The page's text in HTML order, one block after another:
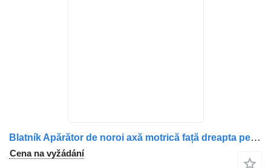
Blatník Apărător de noroi axă motrică față dreapta pentru A9605200119 pro nákladní auta Mercedes-Benz A9605200119 / A9605201719
Cena na vyžádání